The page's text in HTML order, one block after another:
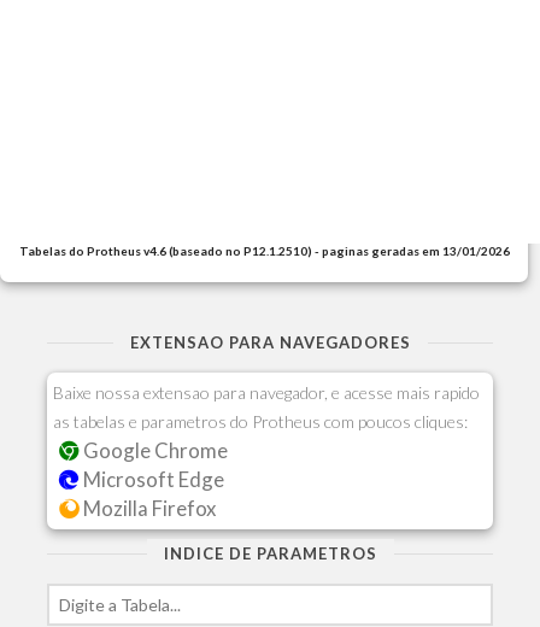
Tabelas do Protheus v4.6 (baseado no P12.1.2510) - paginas geradas em 13/01/2026
EXTENSAO PARA NAVEGADORES
Baixe nossa extensao para navegador, e acesse mais rapido
as tabelas e parametros do Protheus com poucos cliques:
Google Chrome
Microsoft Edge
Mozilla Firefox
INDICE DE PARAMETROS